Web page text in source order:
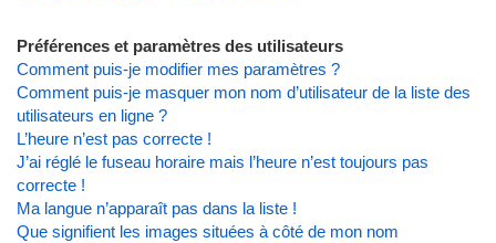
Préférences et paramètres des utilisateurs
Comment puis-je modifier mes paramètres ?
Comment puis-je masquer mon nom d’utilisateur de la liste des
utilisateurs en ligne ?
L’heure n’est pas correcte !
J’ai réglé le fuseau horaire mais l’heure n’est toujours pas
correcte !
Ma langue n’apparaît pas dans la liste !
Que signifient les images situées à côté de mon nom